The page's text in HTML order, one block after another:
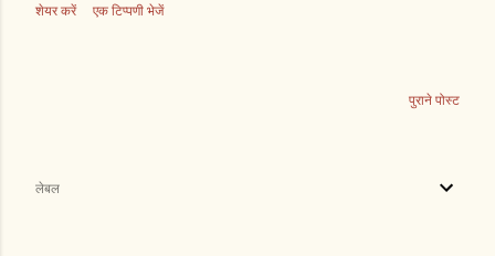
शेयर करें एक टिप्पणी भेजें
पुराने पोस्ट
लेबल